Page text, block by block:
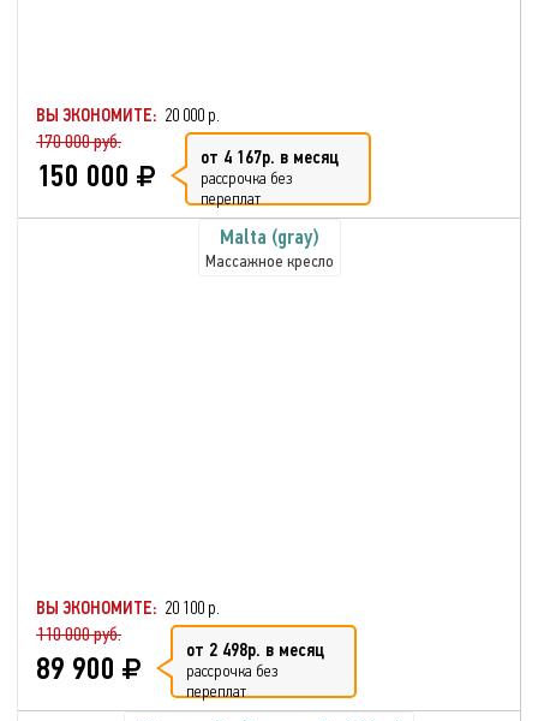
ВЫ ЭКОНОМИТЕ: 20 000 р.
170 000 руб.
150 000 от 4 167р. в месяц
рассрочка без
переплат
Malta (gray)
Массажное кресло
ВЫ ЭКОНОМИТЕ: 20 100 р.
110 000 руб.
89 900 от 2 498р. в месяц
рассрочка без
переплат